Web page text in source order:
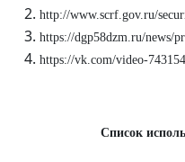
http://www.scrf.gov.ru/
https://dgp58dzm.ru/news/
https://vk.com/video-
Список